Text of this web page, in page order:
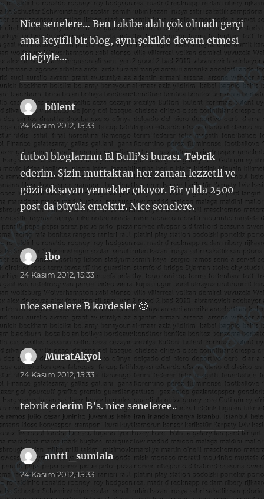
Nice senelere… Ben takibe alalı çok olmadı gerçi
ama keyifli bir blog, aynı şekilde devam etmesi
dileğiyle…
bülentdedi
ki:
24 Kasım 2012, 15:33
futbol bloglarının El Bulli’si burası. Tebrik
ederim. Sizin mutfaktan her zaman lezzetli ve
gözü okşayan yemekler çıkıyor. Bir yılda 2500
post da büyük emektir. Nice senelere.
ibodedi
ki:
24 Kasım 2012, 15:33
nice senelere B kardesler 🙂
MuratAkyoldedi
ki:
24 Kasım 2012, 15:33
tebrik ederim B’s. nice seneleree..
antti_sumialadedi
ki:
24 Kasım 2012, 15:33